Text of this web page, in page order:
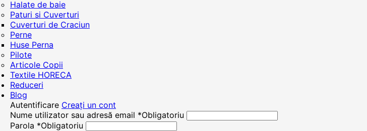
Halate de baie
Paturi si Cuverturi
Cuverturi de Craciun
Perne
Huse Perna
Pilote
Articole Copii
Textile HORECA
Reduceri
Blog
Autentificare Creați un cont
Nume utilizator sau adresă email *Obligatoriu
Parola *Obligatoriu